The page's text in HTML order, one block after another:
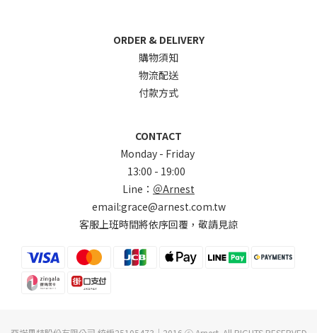
ORDER & DELIVERY
購物須知
物流配送
付款方式
CONTACT
Monday - Friday
13:00 - 19:00
Line： ＠Arnest
email:grace@arnest.com.tw
客服上班時間將依序回覆，敬請見諒